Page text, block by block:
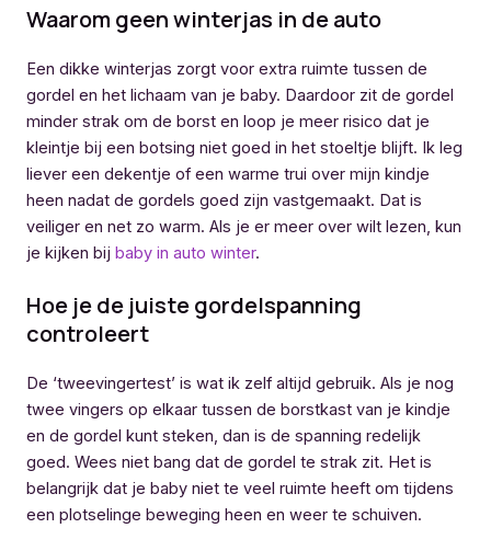
Waarom geen winterjas in de auto
Een dikke winterjas zorgt voor extra ruimte tussen de
gordel en het lichaam van je baby. Daardoor zit de gordel
minder strak om de borst en loop je meer risico dat je
kleintje bij een botsing niet goed in het stoeltje blijft. Ik leg
liever een dekentje of een warme trui over mijn kindje
heen nadat de gordels goed zijn vastgemaakt. Dat is
veiliger en net zo warm. Als je er meer over wilt lezen, kun
je kijken bij baby in auto winter.
Hoe je de juiste gordelspanning
controleert
De ‘tweevingertest’ is wat ik zelf altijd gebruik. Als je nog
twee vingers op elkaar tussen de borstkast van je kindje
en de gordel kunt steken, dan is de spanning redelijk
goed. Wees niet bang dat de gordel te strak zit. Het is
belangrijk dat je baby niet te veel ruimte heeft om tijdens
een plotselinge beweging heen en weer te schuiven.